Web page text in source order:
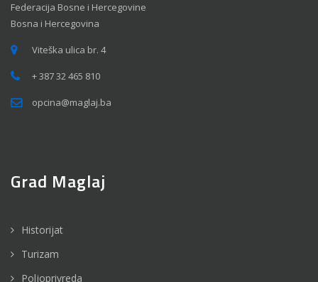
Federacija Bosne i Hercegovine
Bosna i Hercegovina
Viteška ulica br. 4
+ 387 32 465 810
opcina@maglaj.ba
Grad Maglaj
Historijat
Turizam
Poljoprivreda